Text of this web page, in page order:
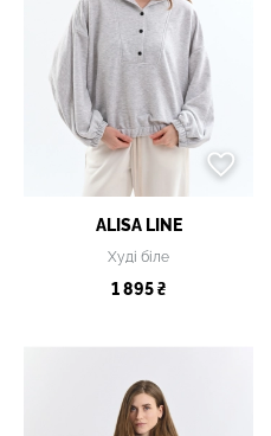
ALISA LINE
Худі біле
1 895 ₴